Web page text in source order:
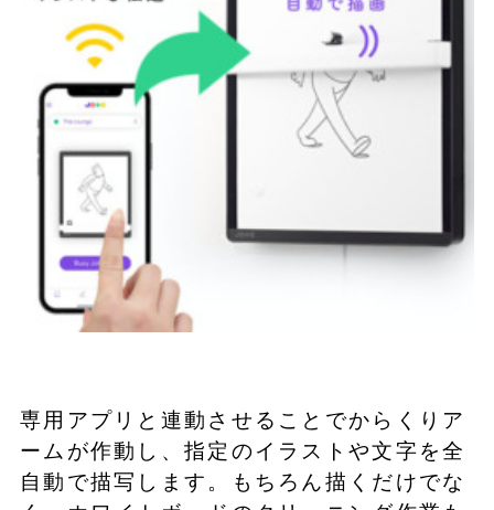
専用アプリと連動させることでからくりア
ームが作動し、指定のイラストや文字を全
自動で描写します。もちろん描くだけでな